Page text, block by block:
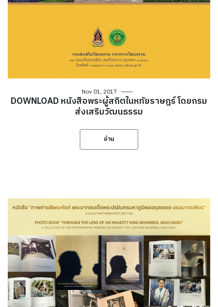
Nov 01, 2017
DOWNLOAD หนังสือพระผู้สถิตในหทัยราษฎร์ โดยกรม
ส่งเสริมวัฒนธรรม
อ่าน